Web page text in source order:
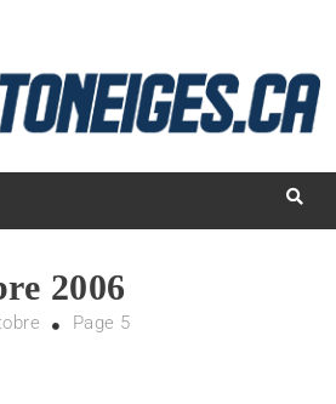
2006
Page 5